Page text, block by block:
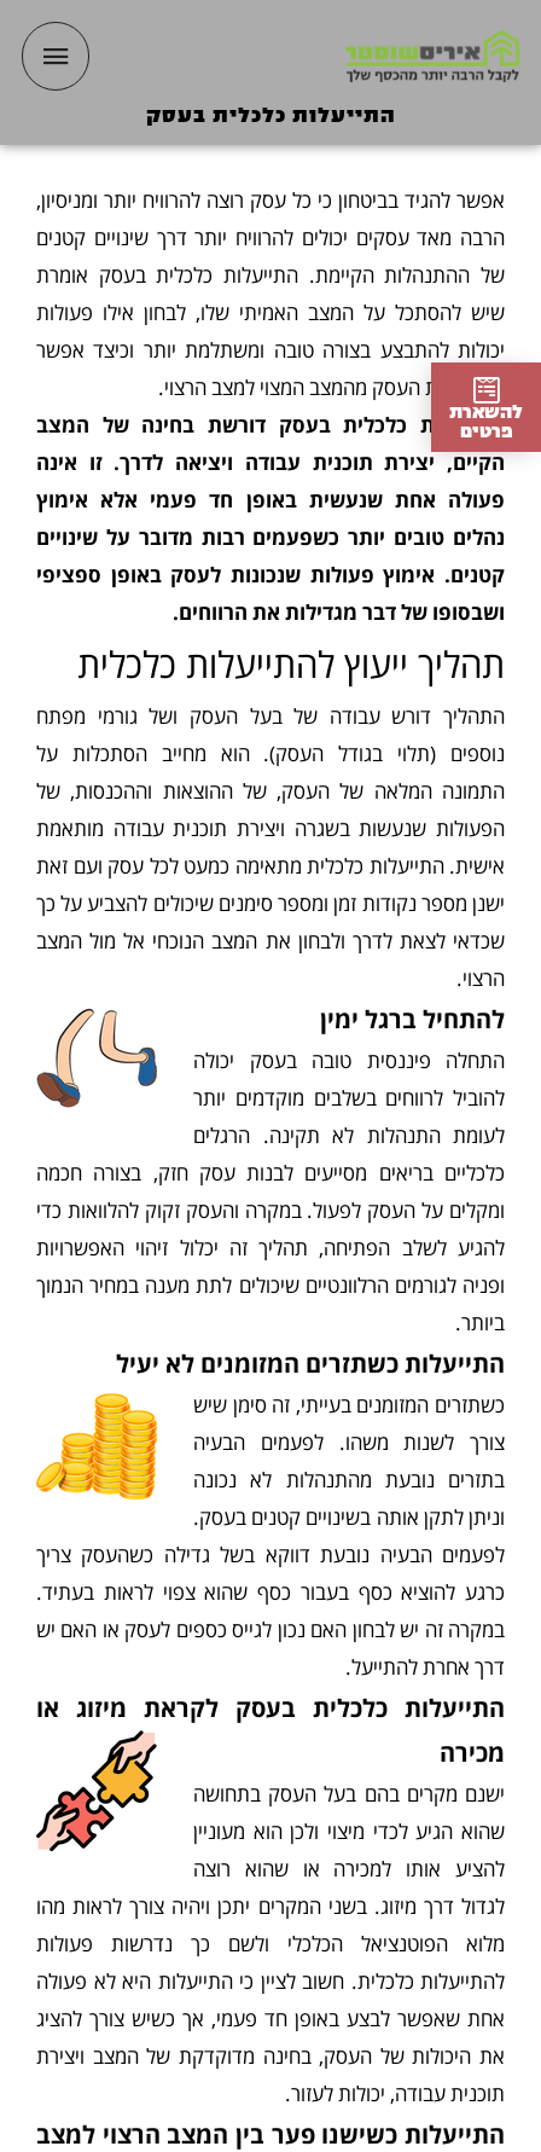
לתוכן
התייעלות כלכלית בעסק
אפשר להגיד בביטחון כי כל עסק רוצה להרוויח יותר ומניסיון,
הרבה מאד עסקים יכולים להרוויח יותר דרך שינויים קטנים
של ההתנהלות הקיימת. התייעלות כלכלית בעסק אומרת
שיש להסתכל על המצב האמיתי שלו, לבחון אילו פעולות
יכולות להתבצע בצורה טובה ומשתלמת יותר וכיצד אפשר
להביא את העסק מהמצב המצוי למצב הרצוי.
התייעלות כלכלית בעסק דורשת בחינה של המצב
הקיים, יצירת תוכנית עבודה ויציאה לדרך. זו אינה
פעולה אחת שנעשית באופן חד פעמי אלא אימוץ
נהלים טובים יותר כשפעמים רבות מדובר על שינויים
קטנים. אימוץ פעולות שנכונות לעסק באופן ספציפי
ושבסופו של דבר מגדילות את הרווחים.
תהליך ייעוץ להתייעלות כלכלית
התהליך דורש עבודה של בעל העסק ושל גורמי מפתח
נוספים (תלוי בגודל העסק). הוא מחייב הסתכלות על
התמונה המלאה של העסק, של ההוצאות וההכנסות, של
הפעולות שנעשות בשגרה ויצירת תוכנית עבודה מותאמת
אישית. התייעלות כלכלית מתאימה כמעט לכל עסק ועם זאת
ישנן מספר נקודות זמן ומספר סימנים שיכולים להצביע על כך
שכדאי לצאת לדרך ולבחון את המצב הנוכחי אל מול המצב
הרצוי.
להתחיל ברגל ימין
התחלה פיננסית טובה בעסק יכולה
להוביל לרווחים בשלבים מוקדמים יותר
לעומת התנהלות לא תקינה. הרגלים
כלכליים בריאים מסייעים לבנות עסק חזק, בצורה חכמה
ומקלים על העסק לפעול. במקרה והעסק זקוק להלוואות כדי
להגיע לשלב הפתיחה, תהליך זה יכלול זיהוי האפשרויות
ופניה לגורמים הרלוונטיים שיכולים לתת מענה במחיר הנמוך
ביותר.
התייעלות כשתזרים המזומנים לא יעיל
כשתזרים המזומנים בעייתי, זה סימן שיש
צורך לשנות משהו. לפעמים הבעיה
בתזרים נובעת מהתנהלות לא נכונה
וניתן לתקן אותה בשינויים קטנים בעסק.
לפעמים הבעיה נובעת דווקא בשל גדילה כשהעסק צריך
כרגע להוציא כסף בעבור כסף שהוא צפוי לראות בעתיד.
במקרה זה יש לבחון האם נכון לגייס כספים לעסק או האם יש
דרך אחרת להתייעל.
התייעלות כלכלית בעסק לקראת מיזוג או
מכירה
ישנם מקרים בהם בעל העסק בתחושה
שהוא הגיע לכדי מיצוי ולכן הוא מעוניין
להציע אותו למכירה או שהוא רוצה
לגדול דרך מיזוג. בשני המקרים יתכן ויהיה צורך לראות מהו
מלוא הפוטנציאל הכלכלי ולשם כך נדרשות פעולות
להתייעלות כלכלית. חשוב לציין כי התייעלות היא לא פעולה
אחת שאפשר לבצע באופן חד פעמי, אך כשיש צורך להציג
את היכולות של העסק, בחינה מדוקדקת של המצב ויצירת
תוכנית עבודה, יכולות לעזור.
התייעלות כשישנו פער בין המצב הרצוי למצב
להשארת
פרטים